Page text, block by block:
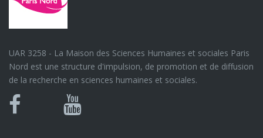
UAR 3258 - La Maison des Sciences Humaines et sociales Paris
Nord est une structure d'impulsion, de promotion et de diffusion
de la recherche en sciences humaines et sociales.
Bluesky
Canal